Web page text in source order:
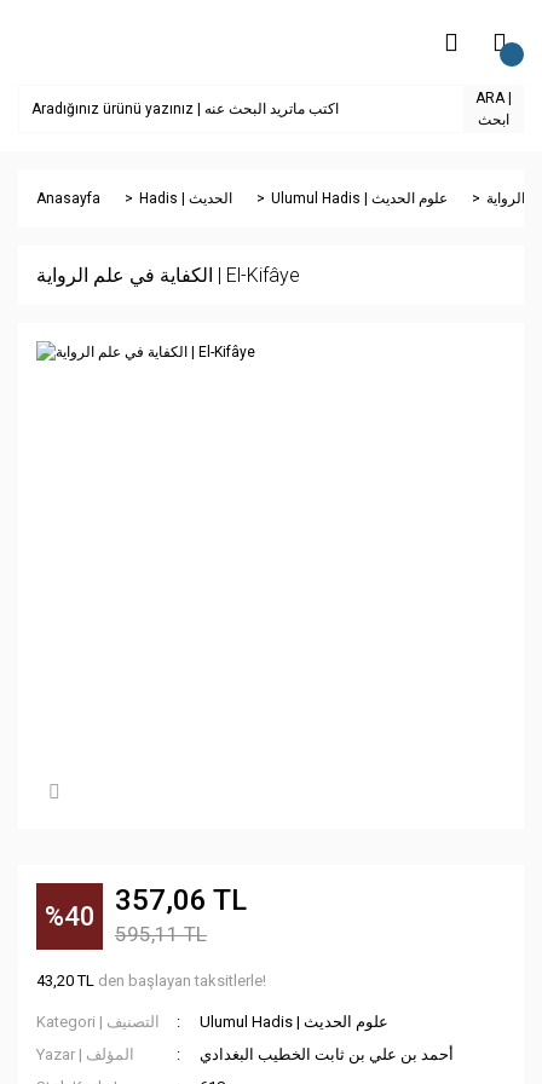
ARA |
ابحث
Anasayfa Hadis | الحديث Ulumul Hadis | علوم الحديث
الكفاية في علم الرواية | El-Kifâye
%40 357,06 TL
595,11 TL
43,20 TL den başlayan taksitlerle!
Kategori | التصنيف
Ulumul Hadis | علوم الحديث
Yazar | المؤلف
أحمد بن علي بن ثابت الخطيب البغدادي